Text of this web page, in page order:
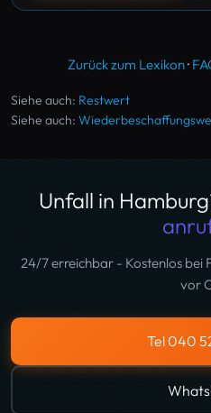
Zurück zum Lexikon·
Siehe auch: Restwert
Siehe auch:
Unfall in
24/7 erreichbar - Kostenlos bei
vor
Tel 040